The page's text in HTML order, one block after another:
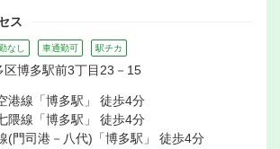
ス
なし 車通勤可 駅チカ
区博多駅前3丁目23－15
港線「博多駅」 徒歩4分
隈線「博多駅」 徒歩4分
(門司港－八代)「博多駅」 徒歩4分